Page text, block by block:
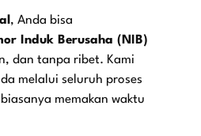
, Anda bisa
Induk Berusaha (NIB)
dan tanpa ribet. Kami
melalui seluruh proses
memakan waktu